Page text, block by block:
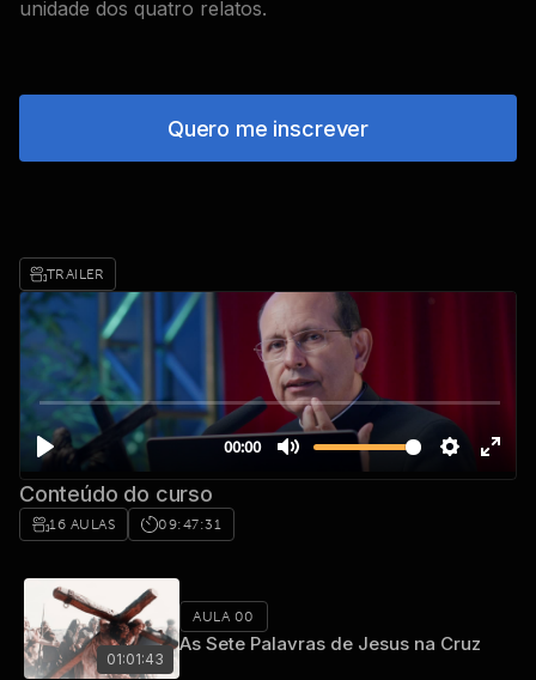
unidade dos quatro relatos.
Quero me inscrever
Conteúdo do curso
16 AULAS 09:47:31
01:01:43
AULA 00
As Sete Palavras de Jesus na Cruz
TRAILER